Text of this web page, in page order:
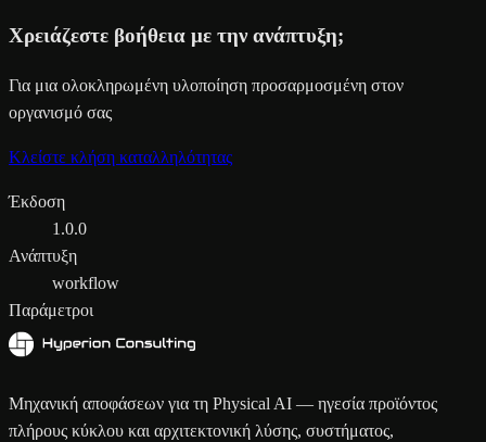
Χρειάζεστε βοήθεια με την ανάπτυξη;
Για μια ολοκληρωμένη υλοποίηση προσαρμοσμένη στον
οργανισμό σας
Κλείστε κλήση καταλληλότητας
Έκδοση
1.0.0
Ανάπτυξη
workflow
Παράμετροι
Μηχανική αποφάσεων για τη Physical AI — ηγεσία προϊόντος
πλήρους κύκλου και αρχιτεκτονική λύσης, συστήματος,